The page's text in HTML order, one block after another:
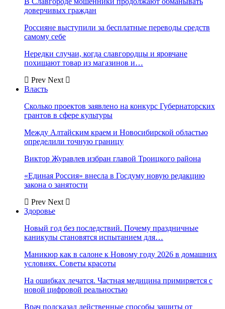
доверчивых граждан
Россияне выступили за бесплатные переводы средств
самому себе
Нередки случаи, когда славгородцы и яровчане
похищают товар из магазинов и…
Prev Next
Власть
Сколько проектов заявлено на конкурс Губернаторских
грантов в сфере культуры
Между Алтайским краем и Новосибирской областью
определили точную границу
Виктор Журавлев избран главой Троицкого района
«Единая Россия» внесла в Госдуму новую редакцию
закона о занятости
Prev Next
Здоровье
Новый год без последствий. Почему праздничные
каникулы становятся испытанием для…
Маникюр как в салоне к Новому году 2026 в домашних
условиях. Советы красоты
На ошибках лечатся. Частная медицина примиряется с
новой цифровой реальностью
Врач подсказал действенные способы защиты от